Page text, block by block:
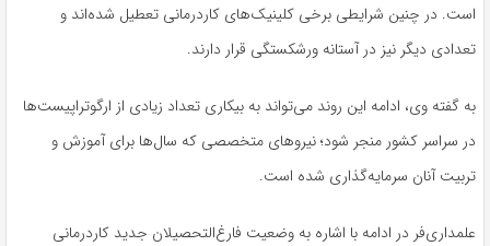
است. در چنین شرایطی برخی کلینیک‌های کاردرمانی تعطیل شده‌اند و
تعدادی دیگر نیز در آستانه ورشکستگی قرار دارند.
به گفته وی، ادامه این روند می‌تواند به بیکاری تعداد زیادی از ارگوتراپیست‌ها
در سراسر کشور منجر شود؛ نیروهای متخصصی که سال‌ها برای آموزش و
تربیت آنان سرمایه‌گذاری شده است.
علمداری‌فر در ادامه با اشاره به وضعیت فارغ‌التحصیلان جدید کاردرمانی